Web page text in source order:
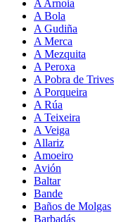
A Arnoia
A Bola
A Gudiña
A Merca
A Mezquita
A Peroxa
A Pobra de Trives
A Porqueira
A Rúa
A Teixeira
A Veiga
Allariz
Amoeiro
Avión
Baltar
Bande
Baños de Molgas
Barbadás